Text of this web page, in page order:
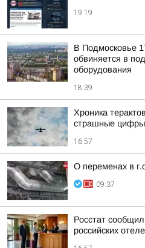
19:19
В Подмосковье
обвиняется в
оборудования
18:39
Хроника
страшные цифры
16:57
О переменах в
09:37
Росстат
российских